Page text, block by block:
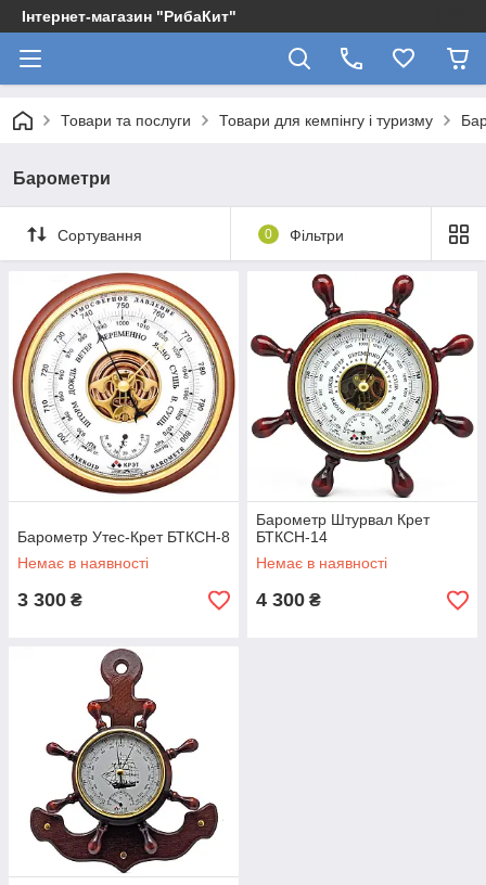
Інтернет-магазин "РибаКит"
Товари та послуги Товари для кемпінгу і туризму
Барометри
Сортування 0 Фільтри
Барометр Утес-Крет БТКСН-8
Немає в наявності
3 300 ₴
Барометр Штурвал Крет
БТКСН-14
Немає в наявності
4 300 ₴